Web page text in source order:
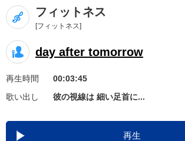
ユーザー検索
キャンペーン
お知らせ よくあるご質問
DAMの新曲・ランキングな
カラオケ最新情報をチェック！
フィットネス
[フィットネス]
day after tomorrow
再生時間
00:03:45
歌い出し
彼の視線は 細い足首に...
再生